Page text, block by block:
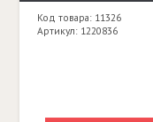
Код товара: 11326
Артикул: 1220836